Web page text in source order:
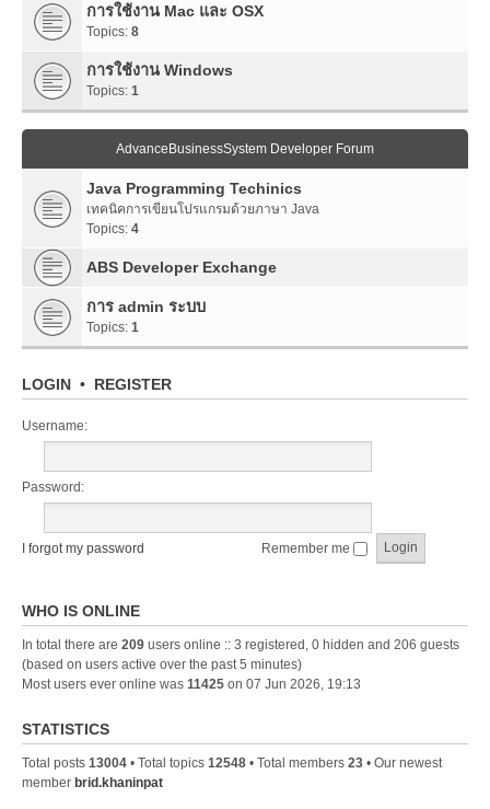
การใช้งาน Mac และ OSX
Topics: 8
การใช้งาน Windows
Topics: 1
AdvanceBusinessSystem Developer Forum
Java Programming Techinics
เทคนิคการเขียนโปรแกรมด้วยภาษา Java
Topics: 4
ABS Developer Exchange
การ admin ระบบ
Topics: 1
LOGIN • REGISTER
Username:
Password:
I forgot my password Remember me
WHO IS ONLINE
In total there are 209 users online :: 3 registered, 0 hidden and 206 guests
(based on users active over the past 5 minutes)
Most users ever online was 11425 on 07 Jun 2026, 19:13
STATISTICS
Total posts 13004 • Total topics 12548 • Total members 23 • Our newest
member brid.khaninpat